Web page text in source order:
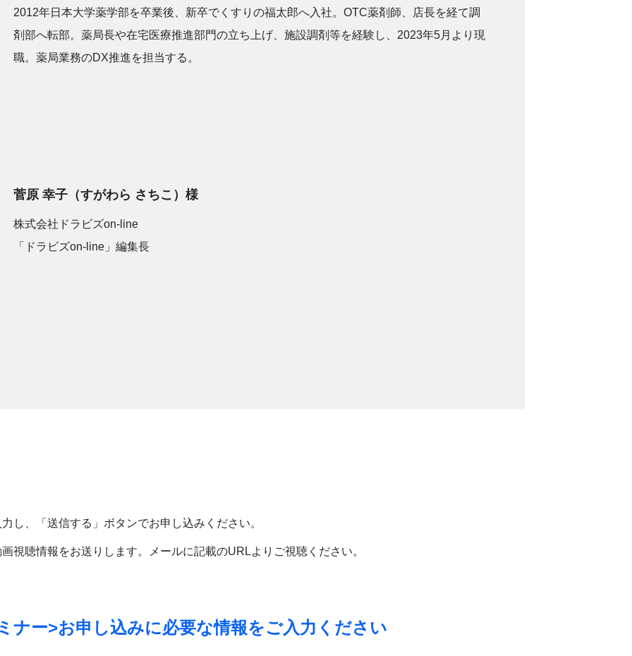
2012年日本大学薬学部を卒業後、新卒でくすりの福太郎へ入社。OTC薬剤師、店長を経て調
剤部へ転部。薬局長や在宅医療推進部門の立ち上げ、施設調剤等を経験し、2023年5月より現
職。薬局業務のDX推進を担当する。
菅原 幸子（すがわら さちこ）様
株式会社ドラビズon-line
「ドラビズon-line」編集長
し、「送信する」ボタンでお申し込みください。
視聴情報をお送りします。メールに記載のURLよりご視聴ください。
ナー>お申し込みに必要な情報をご入力ください